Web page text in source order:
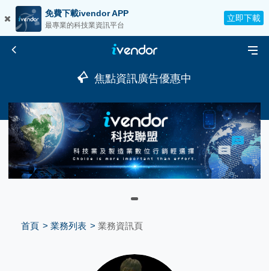
免費下載ivendor APP
最專業的科技業資訊平台
立即下載
焦點資訊廣告優惠中
首頁 業務列表 業務資訊頁